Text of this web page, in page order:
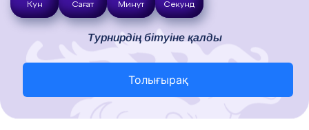
Күн Сағат Минут Секунд
Турнирдің бітуіне қалды
Толығырақ